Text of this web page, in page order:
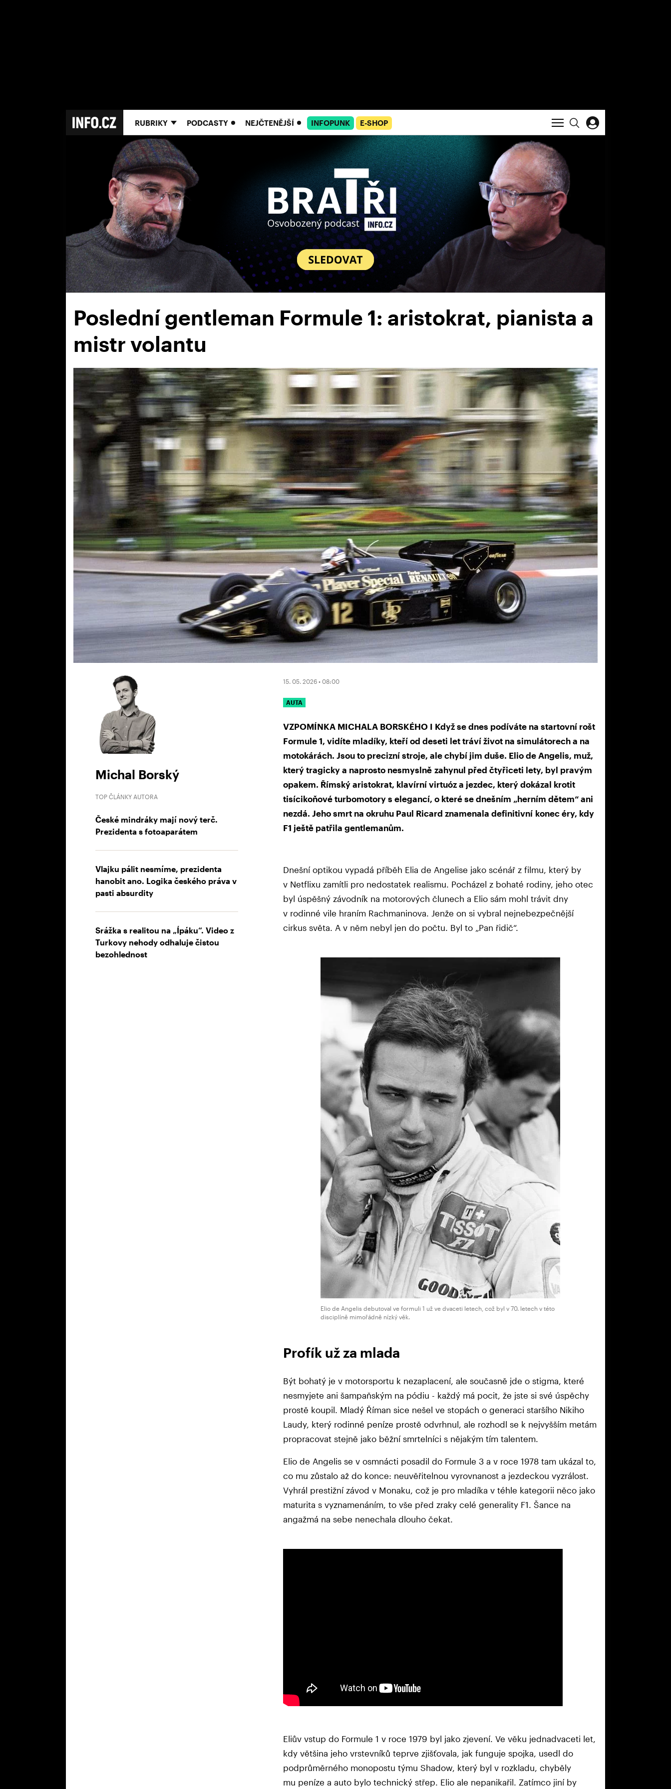
RUBRIKY PODCASTY NEJČTENĚJŠÍ INFOPUNK E-SHOP
Poslední gentleman Formule 1: aristokrat, pianista a
mistr volantu
Michal Borský
TOP ČLÁNKY AUTORA
České mindráky mají nový terč.
Prezidenta s fotoaparátem
Vlajku pálit nesmíme, prezidenta
hanobit ano. Logika českého práva v
pasti absurdity
Srážka s realitou na „Ípáku“. Video z
Turkovy nehody odhaluje čistou
bezohlednost
15. 05. 2026 • 08:00
AUTA
VZPOMÍNKA MICHALA BORSKÉHO I Když se dnes podíváte na startovní rošt
Formule 1, vidíte mladíky, kteří od deseti let tráví život na simulátorech a na
motokárách. Jsou to precizní stroje, ale chybí jim duše. Elio de Angelis, muž,
který tragicky a naprosto nesmyslně zahynul před čtyřiceti lety, byl pravým
opakem. Římský aristokrat, klavírní virtuóz a jezdec, který dokázal krotit
tisícikoňové turbomotory s elegancí, o které se dnešním „herním dětem“ ani
nezdá. Jeho smrt na okruhu Paul Ricard znamenala definitivní konec éry, kdy
F1 ještě patřila gentlemanům.
Dnešní optikou vypadá příběh Elia de Angelise jako scénář z filmu, který by
v Netflixu zamítli pro nedostatek realismu. Pocházel z bohaté rodiny, jeho otec
byl úspěšný závodník na motorových člunech a Elio sám mohl trávit dny
v rodinné vile hraním Rachmaninova. Jenže on si vybral nejnebezpečnější
cirkus světa. A v něm nebyl jen do počtu. Byl to „Pan řidič“.
Elio de Angelis debutoval ve formuli 1 už ve dvaceti letech, což byl v 70. letech v této
disciplíně mimořádně nízký věk.
Profík už za mlada
Být bohatý je v motorsportu k nezaplacení, ale současně jde o stigma, které
nesmyjete ani šampaňským na pódiu - každý má pocit, že jste si své úspěchy
prostě koupil. Mladý Říman sice nešel ve stopách o generaci staršího Nikiho
Laudy, který rodinné peníze prostě odvrhnul, ale rozhodl se k nejvyšším metám
propracovat stejně jako běžní smrtelníci s nějakým tím talentem.
Elio de Angelis se v osmnácti posadil do Formule 3 a v roce 1978 tam ukázal to,
co mu zůstalo až do konce: neuvěřitelnou vyrovnanost a jezdeckou vyzrálost.
Vyhrál prestižní závod v Monaku, což je pro mladíka v téhle kategorii něco jako
maturita s vyznamenáním, to vše před zraky celé generality F1. Šance na
angažmá na sebe nenechala dlouho čekat.
Eliův vstup do Formule 1 v roce 1979 byl jako zjevení. Ve věku jednadvaceti let,
kdy většina jeho vrstevníků teprve zjišťovala, jak funguje spojka, usedl do
podprůměrného monopostu týmu Shadow, který byl v rozkladu, chyběly
mu peníze a auto bylo technický střep. Elio ale nepanikařil. Zatímco jiní by